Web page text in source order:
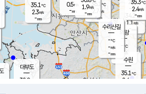
과천
34.2℃
1.1m/s
- mm
대부도
32.0
의왕
- ℃
m/s
mm
36.1
℃
2.7 m/s
-mm
0.5m/s
-mm
1.9m/s
-mm
35.3℃
2.4m/s
-mm
수리산길
-℃
-m/s
-mm
수원
35.1℃
2.6 m/s
35.1℃
2.3m/s
-mm